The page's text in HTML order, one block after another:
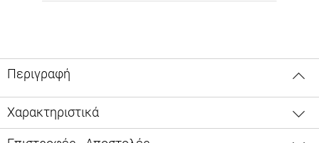
Περιγραφή
Χαρακτηριστικά